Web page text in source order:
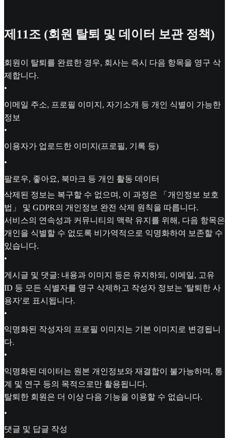
제11조 (회원 탈퇴 및 데이터 보관 정책)
회원이 탈퇴를 완료한 경우, 회사는 즉시 다음 항목을 영구 삭
제합니다.
•
이메일 주소, 프로필 이미지, 자기소개 등 개인 식별이 가능한
정보
•
이용자가 업로드한 이미지(프로필, 기록 등)
•
팔로우, 좋아요, 북마크 등 개인 활동 데이터
삭제된 정보는 복구할 수 없으며, 이 과정은 「개인정보 보호
법」 및 GDPR의 개인정보 완전 삭제 원칙을 따릅니다.
서비스의 연속성과 커뮤니티의 맥락 유지를 위해, 다음 항목은
개인을 식별할 수 없도록 비가역적으로 익명화하여 보존할 수
있습니다.
•
게시글 및 댓글: 내용과 이미지 등은 유지하되, 이메일, 고유
ID 등 모든 식별자를 영구 삭제하고 작성자 정보는 '탈퇴한 사
용자'로 표시됩니다.
•
익명화된 작성자의 프로필 이미지는 기본 이미지로 변경됩니
다.
•
익명화된 데이터는 원본 개인정보와 재결합이 불가능하며, 통
계 및 연구 등의 목적으로만 활용됩니다.
탈퇴한 회원은 더 이상 다음 기능을 이용할 수 없습니다.
•
댓글 및 답글 작성